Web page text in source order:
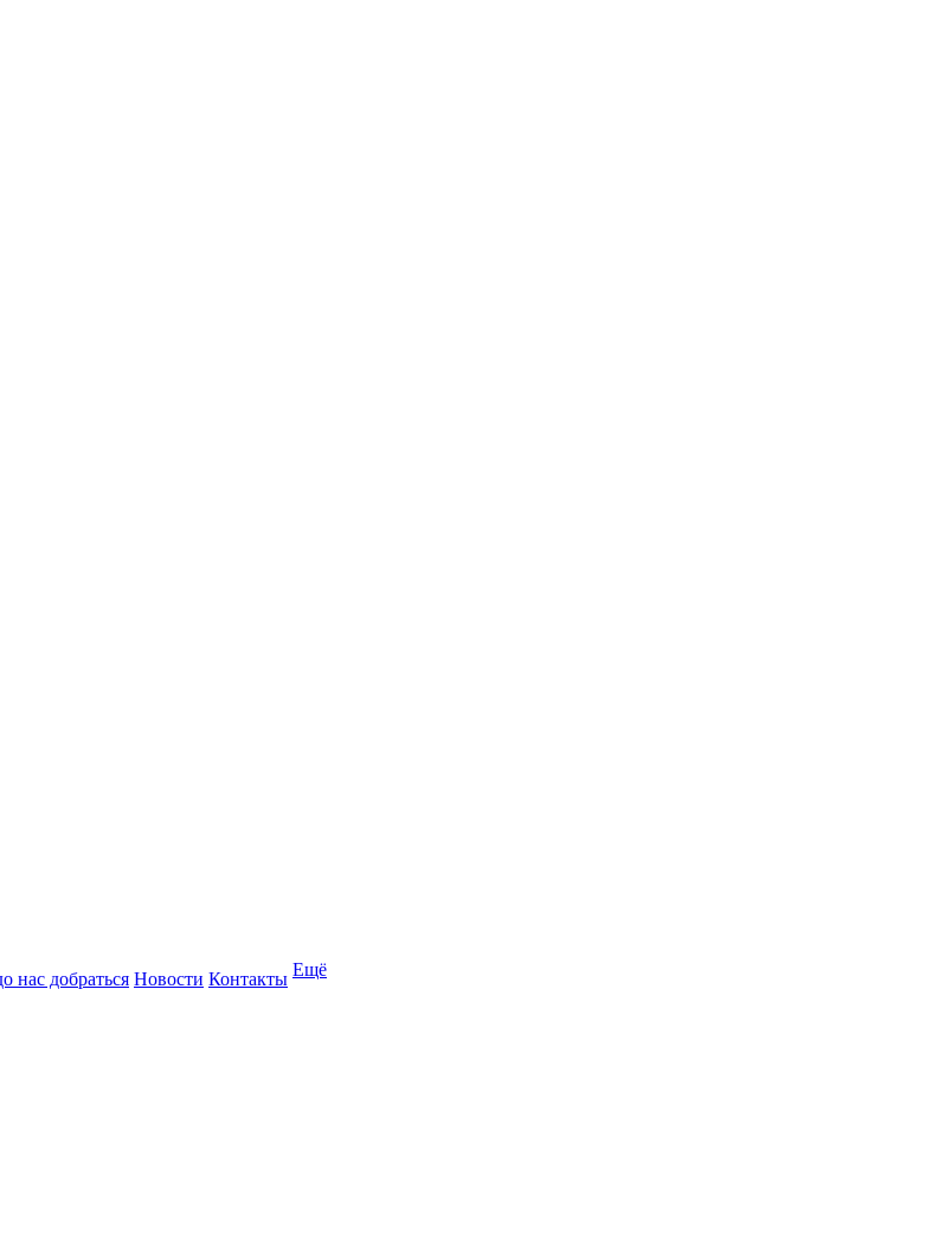
нас добраться Новости Контакты Ещё